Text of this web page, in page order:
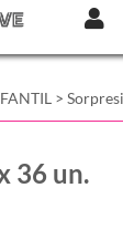
>
36 un.